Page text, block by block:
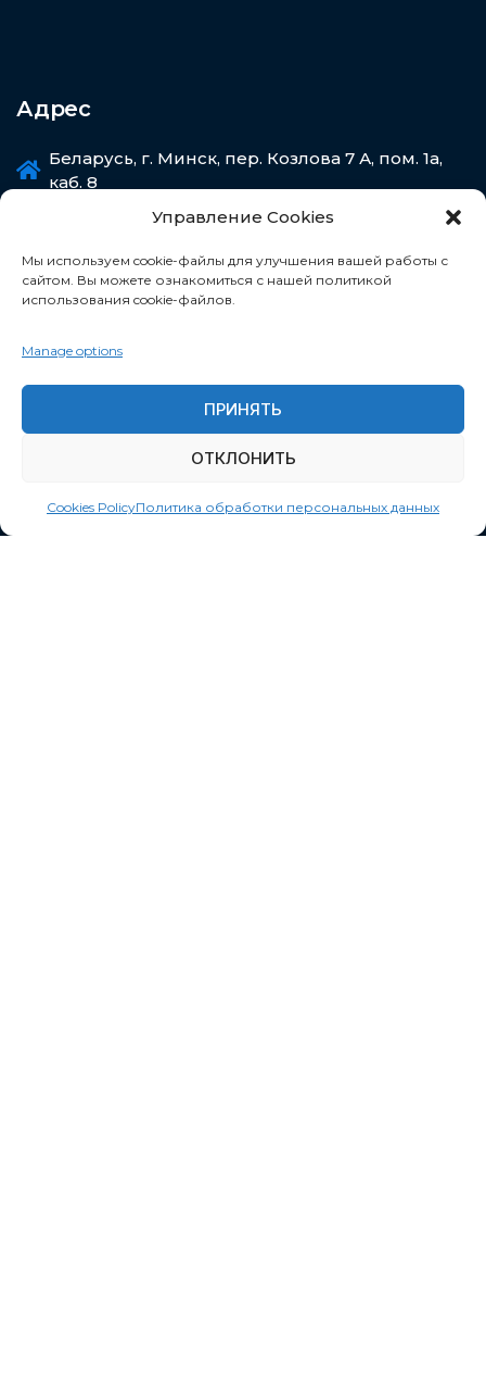
Управление Cookies
Мы используем cookie-файлы для улучшения вашей работы с
сайтом. Вы можете ознакомиться с нашей политикой
использования cookie-файлов.
Manage options
ПРИНЯТЬ
ОТКЛОНИТЬ
Cookies PolicyПолитика обработки персональных данных
Адрес
Беларусь, г. Минск, пер. Козлова 7 А, пом. 1а,
каб. 8
Свяжитесь с нами
+375 29 33 33 135
info@135.by
Наши сервисы